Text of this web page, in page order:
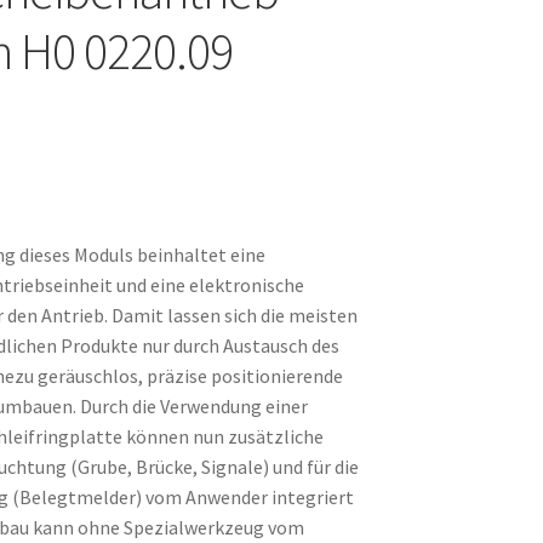
H0 0220.09
dieses Moduls beinhaltet eine
und eine elektronische
Antrieb. Damit lassen sich die meisten
Produkte nur durch Austausch des
geräuschlos, präzise positionierende
Durch die Verwendung einer
können nun zusätzliche
(Grube, Brücke, Signale) und für die
(Belegtmelder) vom Anwender integriert
kann ohne Spezialwerkzeug vom